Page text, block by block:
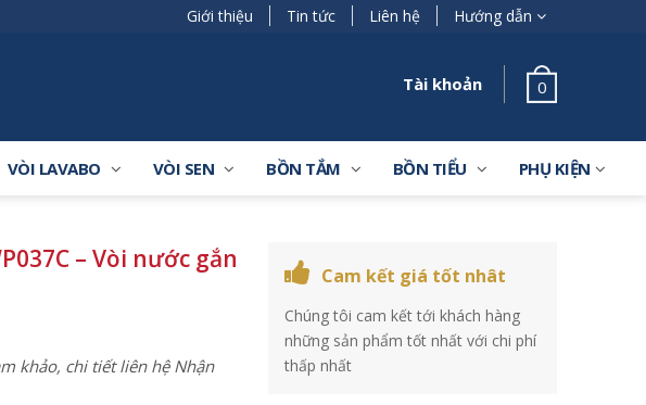
Giới thiệu Tin tức Liên hệ Hướng dẫn
Tài khoản 0
VÒI LAVABO VÒI SEN BỒN TẮM BỒN TIỂU PHỤ KIỆN
– Vòi nước gắn
khảo, chi tiết liên hệ Nhận
Cam kết giá tốt nhât
Chúng tôi cam kết tới khách hàng
những sản phẩm tốt nhất với chi phí
thấp nhất